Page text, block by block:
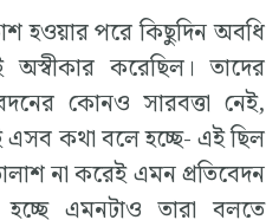
হওয়ার পরে কিছুদিন অবধি
করেছিল। তাদের
কোনও সারবত্তা নেই,
কথা বলে হচ্ছে- এই ছিল
না করেই এমন প্রতিবেদন
এমনটাও তারা বলতে